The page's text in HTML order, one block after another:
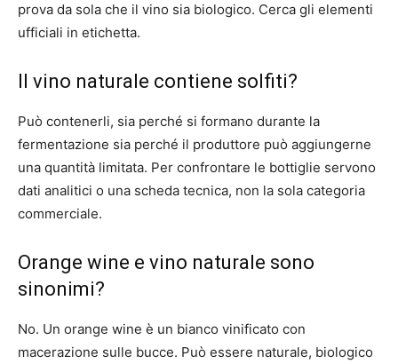
prova da sola che il vino sia biologico. Cerca gli elementi
ufficiali in etichetta.
Il vino naturale contiene solfiti?
Può contenerli, sia perché si formano durante la
fermentazione sia perché il produttore può aggiungerne
una quantità limitata. Per confrontare le bottiglie servono
dati analitici o una scheda tecnica, non la sola categoria
commerciale.
Orange wine e vino naturale sono
sinonimi?
No. Un orange wine è un bianco vinificato con
macerazione sulle bucce. Può essere naturale, biologico